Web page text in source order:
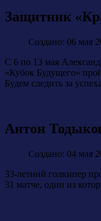
Защитник
Создано: 06 мая
С 6 по 13 мая
«Кубок Будущего»
Будем следить за
Антон
Создано: 04 мая
33-летний голкипер
31 матче, один из